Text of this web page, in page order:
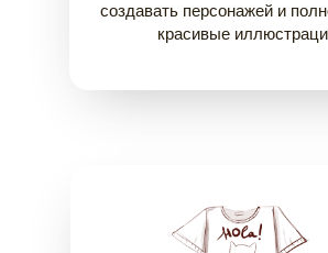
создавать персонажей и
красивые